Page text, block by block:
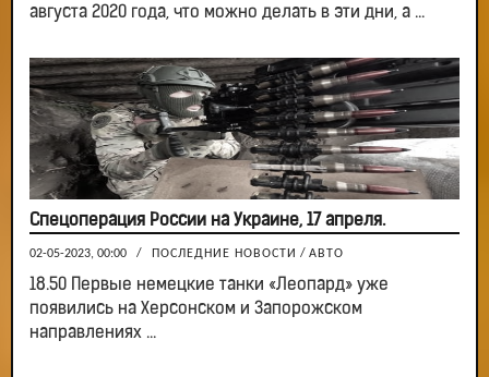
августа 2020 года, что можно делать в эти дни, а ...
Спецоперация России на Украине, 17 апреля.
02-05-2023, 00:00 / ПОСЛЕДНИЕ НОВОСТИ / АВТО
18.50 Первые немецкие танки «Леопард» уже
появились на Херсонском и Запорожском
направлениях ...